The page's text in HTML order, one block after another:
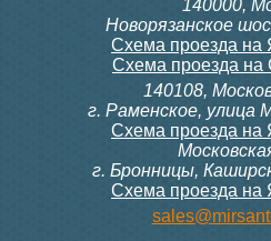
Конвектор ITT.080.200.1000
с решеткой GRILL.SGW-20-
расписание, упр.с пульта)
28 000
140000,
Новорязанское
Схема проезда на
Схема проезда на
140108,
г. Раменское, улица
Схема проезда на
г. Бронницы,
Схема проезда на